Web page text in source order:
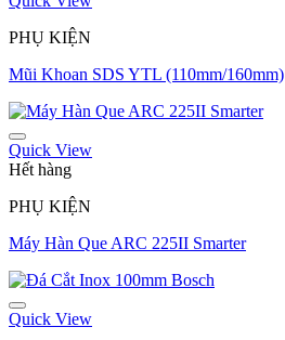
PHỤ KIỆN
Mũi Khoan SDS YTL (110mm/160mm)
Quick View
Hết hàng
PHỤ KIỆN
Máy Hàn Que ARC 225II Smarter
Quick View